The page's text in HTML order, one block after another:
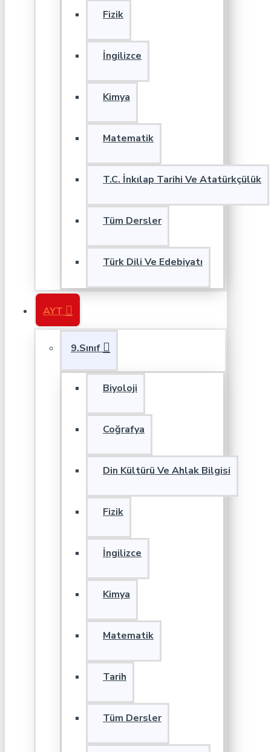
Fizik
İngilizce
Kimya
Matematik
T.C. İnkılap Tarihi Ve Atatürkçülük
Tüm Dersler
Türk Dili Ve Edebiyatı
AYT
9.Sınıf
Biyoloji
Coğrafya
Din Kültürü Ve Ahlak Bilgisi
Fizik
İngilizce
Kimya
Matematik
Tarih
Tüm Dersler